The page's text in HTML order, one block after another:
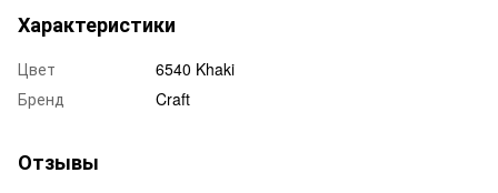
Характеристики
Цвет
6540 Khaki
Бренд
Craft
Отзывы